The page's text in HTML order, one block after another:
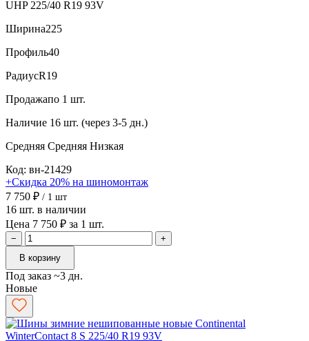
UHP 225/40 R19 93V
Ширина225
Профиль40
РадиусR19
Продажапо 1 шт.
Наличие 16 шт. (через 3-5 дн.)
Средняя Средняя Низкая
Код: вн-21429
+Скидка 20% на шиномонтаж
7 750 ₽ / 1 шт
16 шт. в наличии
Цена 7 750 ₽ за 1 шт.
−
+
В корзину
Под заказ ~3 дн.
Новые